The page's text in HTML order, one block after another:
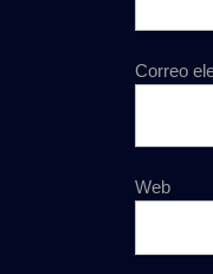
Correo
Web